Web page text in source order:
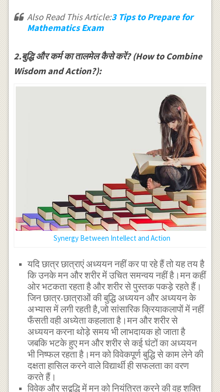
Also Read This Article:3 Tips to Prepare for
Mathematics Exam
2.बुद्धि और कर्म का तालमेल कैसे करें? (How to Combine
Wisdom and Action?):
Synergy Between Intellect and Action
यदि छात्र छात्राएं अध्ययन नहीं कर पा रहे हैं तो यह तय है
कि उनके मन और शरीर में उचित समन्वय नहीं है।मन कहीं
ओर भटकता रहता है और शरीर से पुस्तक पकड़े रहते हैं।
जिन छात्र-छात्राओं की बुद्धि अध्ययन और अध्ययन के
अभ्यास में लगी रहती है,जो सांसारिक क्रियाकलापों में नहीं
फँसती वही अध्येता कहलाता है।मन और शरीर से
अध्ययन करना थोड़े समय भी लाभदायक हो जाता है
जबकि भटके हुए मन और शरीर से कई घंटों का अध्ययन
भी निष्फल रहता है।मन को विवेकपूर्ण बुद्धि से काम लेने की
दक्षता हासिल करने वाले विद्यार्थी ही सफलता का वरण
करते हैं।
विवेक और सद्बुद्धि में मन को नियंत्रित करने की वह शक्ति